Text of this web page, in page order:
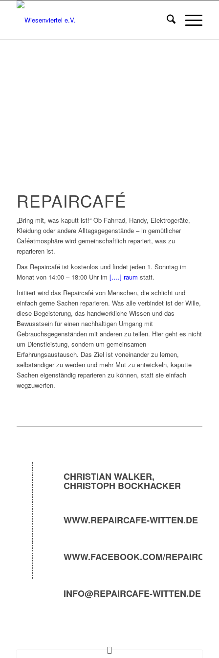
REPAIRCAFÉ
„Bring mit, was kaputt ist!“ Ob Fahrrad, Handy, Elektrogeräte,
Kleidung oder andere Alltagsgegenstände – in gemütlicher
Caféatmosphäre wird gemeinschaftlich repariert, was zu
reparieren ist.
Das Repaircafé ist kostenlos und findet jeden 1. Sonntag im
Monat von 14:00 – 18:00 Uhr im [….] raum statt.
Initiiert wird das Repaircafé von Menschen, die schlicht und
einfach gerne Sachen reparieren. Was alle verbindet ist der Wille,
diese Begeisterung, das handwerkliche Wissen und das
Bewusstsein für einen nachhaltigen Umgang mit
Gebrauchsgegenständen mit anderen zu teilen. Hier geht es nicht
um Dienstleistung, sondern um gemeinsamen
Erfahrungsaustausch. Das Ziel ist voneinander zu lernen,
selbständiger zu werden und mehr Mut zu entwickeln, kaputte
Sachen eigenständig reparieren zu können, statt sie einfach
wegzuwerfen.
CHRISTIAN WALKER,
CHRISTOPH BOCKHACKER
WWW.REPAIRCAFE-WITTEN.DE
WWW.FACEBOOK.COM/
INFO@REPAIRCAFE-WITTEN.DE